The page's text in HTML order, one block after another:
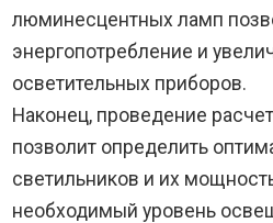
люминесцентных ламп
энергопотребление и
осветительных приборов.
Наконец, проведение
позволит определить
светильников и их
необходимый уровень